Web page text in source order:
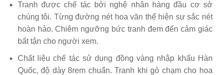
Tranh được chế tác bởi nghệ nhân hàng đầu cơ sở
chúng tôi. Từng đường nét hoa văn thể hiện sự sắc nét
hoàn hảo. Chiêm ngưỡng bức tranh đem đến cảm giác
bất tận cho người xem.
Chất liệu chế tác sử dụng đồng vàng nhập khẩu Hàn
Quốc, độ dày 8rem chuẩn. Tranh khi gò chạm cho hoa